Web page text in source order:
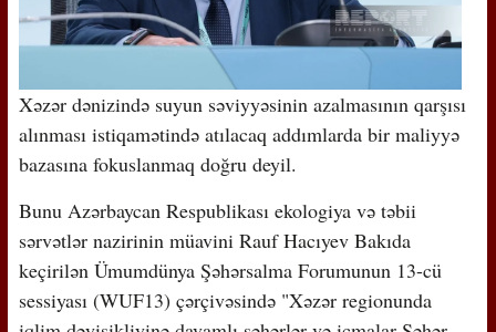
Xəzər dənizində suyun səviyyəsinin azalmasının qarşısı
alınması istiqamətində atılacaq addımlarda bir maliyyə
bazasına fokuslanmaq doğru deyil.
Bunu Azərbaycan Respublikası ekologiya və təbii
sərvətlər nazirinin müavini Rauf Hacıyev Bakıda
keçirilən Ümumdünya Şəhərsalma Forumunun 13-cü
sessiyası (WUF13) çərçivəsində "Xəzər regionunda